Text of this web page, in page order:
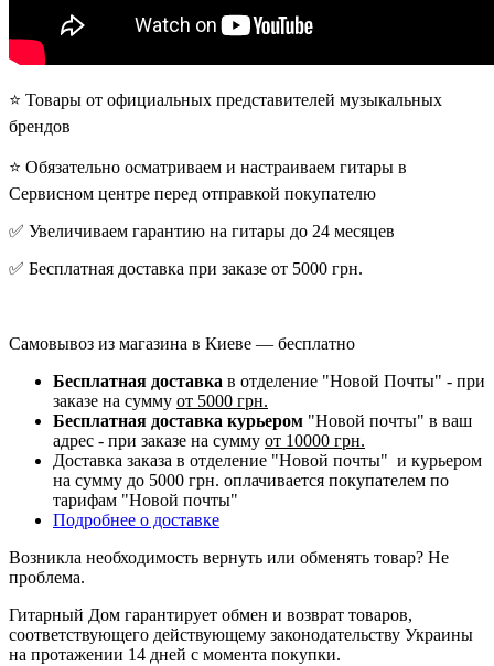
⭐️ Товары от официальных представителей музыкальных
брендов
⭐️ Обязательно осматриваем и настраиваем гитары в
Сервисном центре перед отправкой покупателю
✅ Увеличиваем гарантию на гитары до 24 месяцев
✅ Бесплатная доставка при заказе от 5000 грн.
Самовывоз из магазина в Киеве — бесплатно
Бесплатная доставка в отделение "Новой Почты" - при
заказе на сумму от 5000 грн.
Бесплатная доставка курьером "Новой почты" в ваш
адрес - при заказе на сумму от 10000 грн.
Доставка заказа в отделение "Новой почты" и курьером
на сумму до 5000 грн. оплачивается покупателем по
тарифам "Новой почты"
Подробнее о доставке
Возникла необходимость вернуть или обменять товар? Не
проблема.
Гитарный Дом гарантирует обмен и возврат товаров,
соответствующего действующему законодательству Украины
на протажении 14 дней с момента покупки.